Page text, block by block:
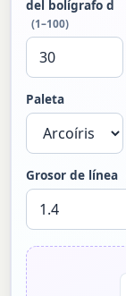
del bolígrafo d
(1–100)
Paleta
Grosor de línea